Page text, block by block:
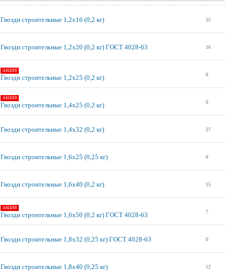
Гвозди строительные 1,2х16 (0,2 кг) 25
Гвозди строительные 1,2х20 (0,2 кг) ГОСТ 4028-63 16
АКЦИЯ
Гвозди строительные 1,2х25 (0,2 кг) 0
АКЦИЯ
Гвозди строительные 1,4х25 (0,2 кг) 0
Гвозди строительные 1,4х32 (0,2 кг) 27
Гвозди строительные 1,6х25 (0,25 кг) 0
Гвозди строительные 1,6х40 (0,2 кг) 15
АКЦИЯ
Гвозди строительные 1,6х50 (0,2 кг) ГОСТ 4028-63 7
Гвозди строительные 1,8х32 (0,25 кг) ГОСТ 4028-63 0
Гвозди строительные 1,8х40 (0,25 кг) 12